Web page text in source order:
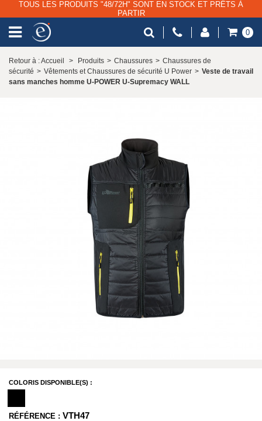
TOUS LES PRODUITS "48/72H" SONT EN STOCK ET PRÊTS À
PARTIR
0
Retour à : Accueil > Produits > Chaussures > Chaussures de
sécurité > Vêtements et Chaussures de sécurité U Power > Veste de travail
sans manches homme U-POWER U-Supremacy WALL
COLORIS DISPONIBLE(S) :
RÉFÉRENCE : VTH47